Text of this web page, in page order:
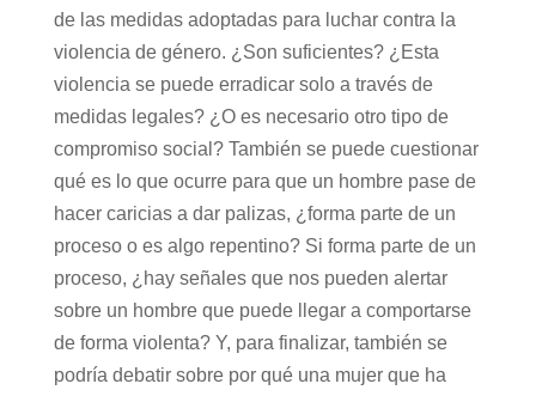
de las medidas adoptadas para luchar contra la
violencia de género. ¿Son suficientes? ¿Esta
violencia se puede erradicar solo a través de
medidas legales? ¿O es necesario otro tipo de
compromiso social? También se puede cuestionar
qué es lo que ocurre para que un hombre pase de
hacer caricias a dar palizas, ¿forma parte de un
proceso o es algo repentino? Si forma parte de un
proceso, ¿hay señales que nos pueden alertar
sobre un hombre que puede llegar a comportarse
de forma violenta? Y, para finalizar, también se
podría debatir sobre por qué una mujer que ha